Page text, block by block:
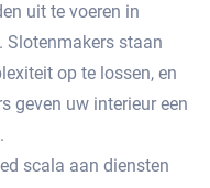
uit te voeren in
staan
op te lossen, en
geven uw interieur een
scala aan diensten